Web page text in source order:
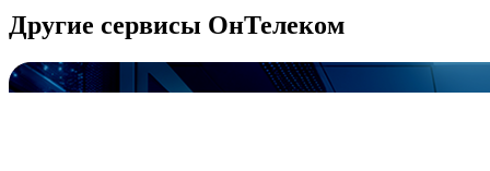
Другие сервисы ОнТелеком